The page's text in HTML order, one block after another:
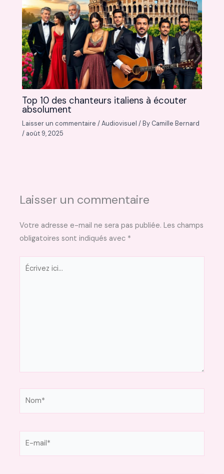
Top 10 des chanteurs italiens à écouter
absolument
Laisser un commentaire /Audiovisuel / By Camille Bernard
/ août 9, 2025
Laisser un commentaire
Votre adresse e-mail ne sera pas publiée. Les champs
obligatoires sont indiqués avec *
Écrivez